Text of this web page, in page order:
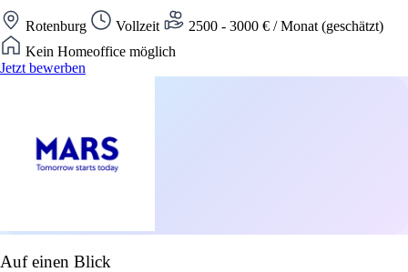
Rotenburg Vollzeit
2500 - 3000 € / Monat (geschätzt)
Kein Homeoffice möglich
Jetzt bewerben
Auf einen Blick